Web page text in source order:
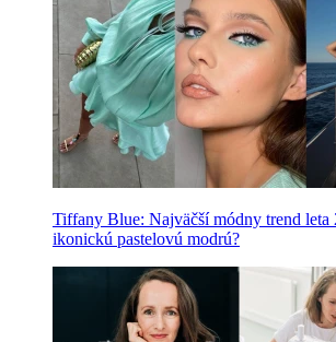
Tiffany Blue: Najväčší módny trend
ikonickú pastelovú modrú?